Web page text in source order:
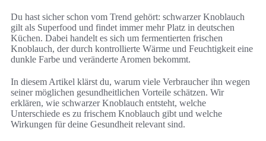
Du hast sicher schon vom Trend gehört: schwarzer Knoblauch
gilt als Superfood und findet immer mehr Platz in deutschen
Küchen. Dabei handelt es sich um fermentierten frischen
Knoblauch, der durch kontrollierte Wärme und Feuchtigkeit eine
dunkle Farbe und veränderte Aromen bekommt.
In diesem Artikel klärst du, warum viele Verbraucher ihn wegen
seiner möglichen gesundheitlichen Vorteile schätzen. Wir
erklären, wie schwarzer Knoblauch entsteht, welche
Unterschiede es zu frischem Knoblauch gibt und welche
Wirkungen für deine Gesundheit relevant sind.